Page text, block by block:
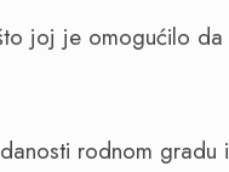
joj je omogućilo da
rodnom gradu i